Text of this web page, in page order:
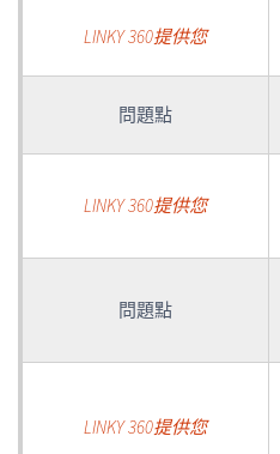
LINKY 360提供您
問題點
LINKY 360提供您
問題點
LINKY 360提供您